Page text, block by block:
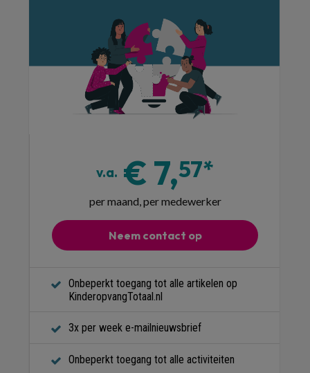
v.a. € 7,57*
per maand, per medewerker
Neem contact op
Onbeperkt toegang tot alle artikelen op
KinderopvangTotaal.nl
3x per week e-mailnieuwsbrief
Onbeperkt toegang tot alle activiteiten